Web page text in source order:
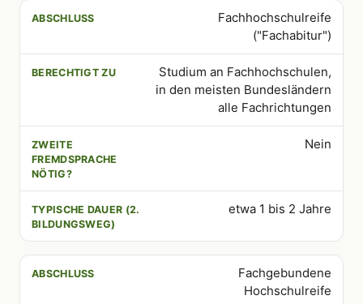
ABSCHLUSS ZWEITE
Fachhochschulreife
("Fachabitur")
Studium an Fachhochschulen,
in den meisten Bundesländern
alle Fachrichtungen
Nein
etwa 1 bis 2 Jahre
Fachgebundene
Hochschulreife